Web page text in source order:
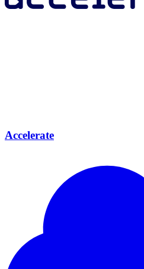
Accelerate